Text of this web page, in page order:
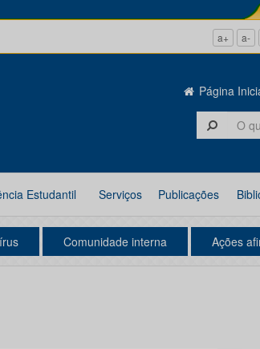
a+ a-
Página
Estudantil Serviços Publicações
Comunidade interna Ações